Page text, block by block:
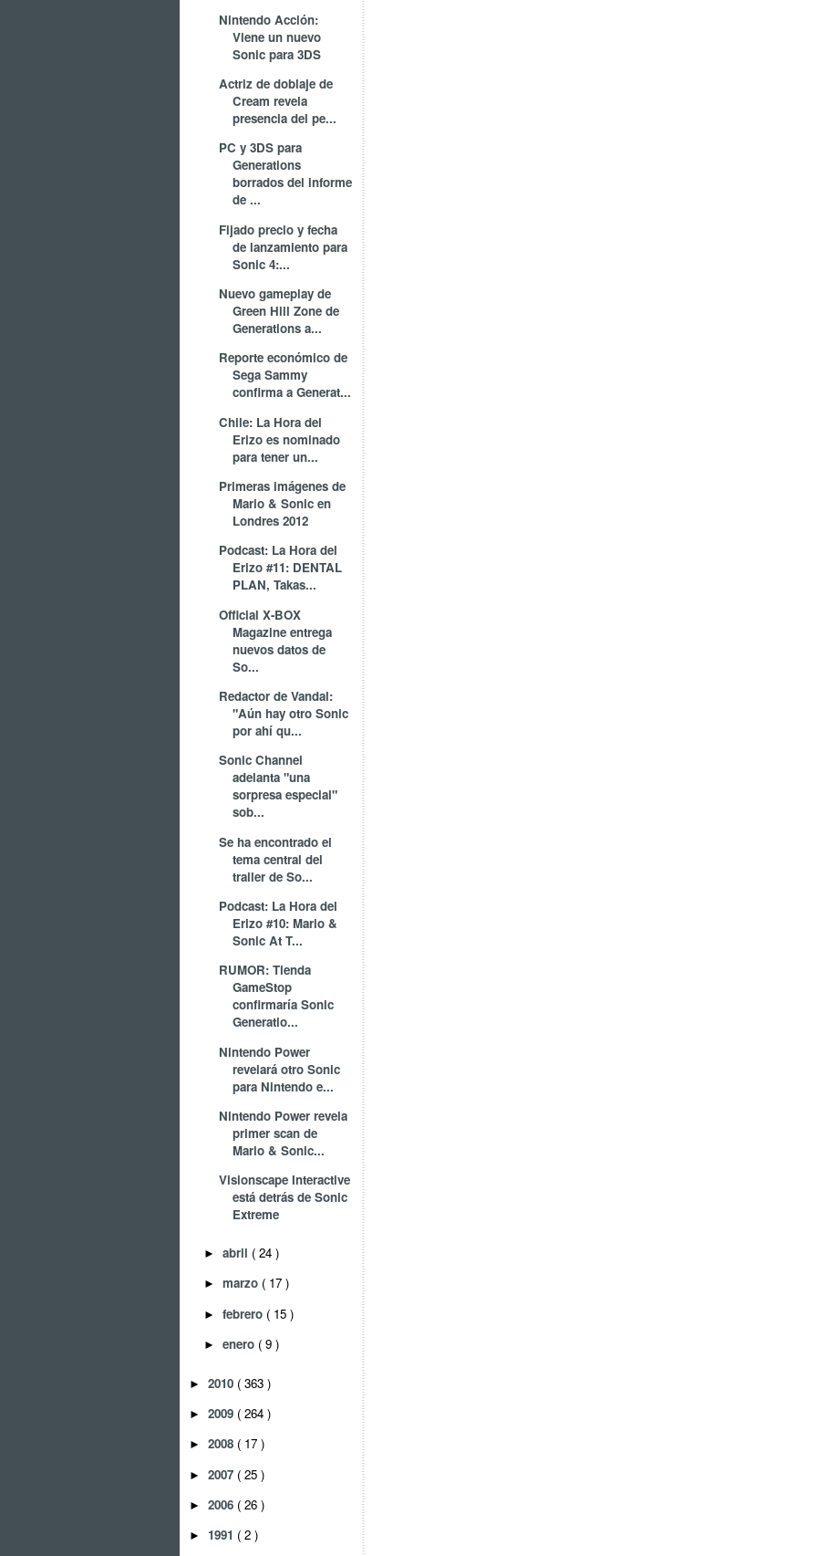
Nintendo Acción:
Viene un nuevo
Sonic para 3DS
Actriz de doblaje de
Cream revela
presencia del pe...
PC y 3DS para
Generations
borrados del informe
de ...
Fijado precio y fecha
de lanzamiento para
Sonic 4:...
Nuevo gameplay de
Green Hill Zone de
Generations a...
Reporte económico de
Sega Sammy
confirma a Generat...
Chile: La Hora del
Erizo es nominado
para tener un...
Primeras imágenes de
Mario & Sonic en
Londres 2012
Podcast: La Hora del
Erizo #11: DENTAL
PLAN, Takas...
Official X-BOX
Magazine entrega
nuevos datos de
So...
Redactor de Vandal:
"Aún hay otro Sonic
por ahí qu...
Sonic Channel
adelanta "una
sorpresa especial"
sob...
Se ha encontrado el
tema central del
trailer de So...
Podcast: La Hora del
Erizo #10: Mario &
Sonic At T...
RUMOR: Tienda
GameStop
confirmaría Sonic
Generatio...
Nintendo Power
revelará otro Sonic
para Nintendo e...
Nintendo Power revela
primer scan de
Mario & Sonic...
Visionscape Interactive
está detrás de Sonic
Extreme
► abril ( 24 )
► marzo ( 17 )
► febrero ( 15 )
► enero ( 9 )
► 2010 ( 363 )
► 2009 ( 264 )
► 2008 ( 17 )
► 2007 ( 25 )
► 2006 ( 26 )
► 1991 ( 2 )